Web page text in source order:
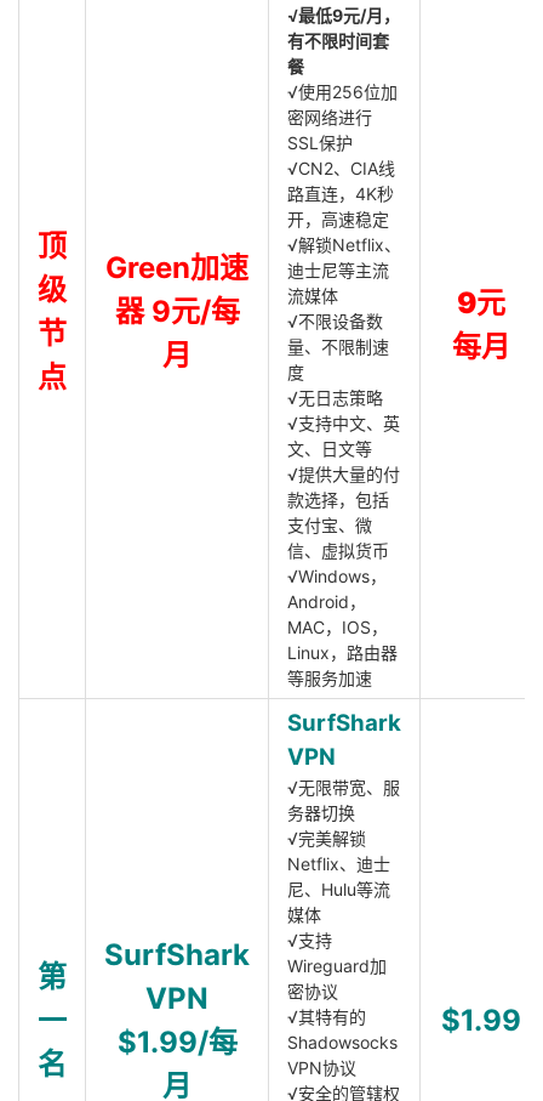
顶
级
节
点
Green加速
器 9元/每
月
√最低9元/月，
有不限时间套
餐
√使用256位加
密网络进行
SSL保护
√CN2、CIA线
路直连，4K秒
开，高速稳定
√解锁Netflix、
迪士尼等主流
流媒体
√不限设备数
量、不限制速
度
√无日志策略
√支持中文、英
文、日文等
√提供大量的付
款选择，包括
支付宝、微
信、虚拟货币
√Windows，
Android，
MAC，IOS，
Linux，路由器
等服务加速
9元
每月
第
一
名
SurfShark
VPN
$1.99/每
月
SurfShark
VPN
√无限带宽、服
务器切换
√完美解锁
Netflix、迪士
尼、Hulu等流
媒体
√支持
Wireguard加
密协议
√其特有的
Shadowsocks
VPN协议
√安全的管辖权
$1.99